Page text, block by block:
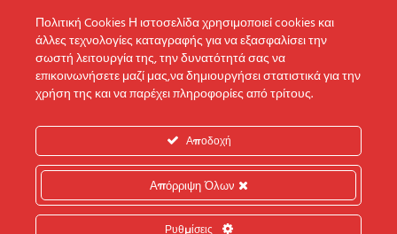
Δίκτυο συνεργατών
Τεχνική υποστήριξη
Πολιτική Απορρήτου
Πολιτική Cookies
Πολιτική Προστασίας
Δεδομένων
Επικοινωνία
© 2022 Intertech S.A. All Rights reserved.
Πολιτική Cookies Η ιστοσελίδα χρησιμοποιεί cookies και
άλλες τεχνολογίες καταγραφής για να εξασφαλίσει την
σωστή λειτουργία της, την δυνατότητά σας να
επικοινωνήσετε μαζί μας,να δημιουργήσει στατιστικά για την
χρήση της και να παρέχει πληροφορίες από τρίτους.
Αποδοχή
Απόρριψη Όλων
Ρυθμίσεις